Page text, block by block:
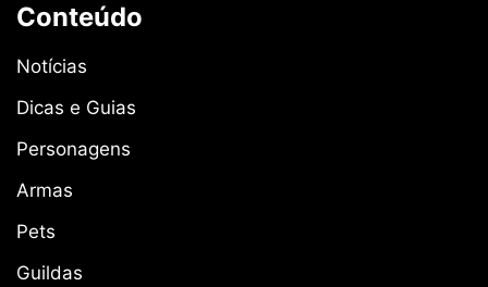
Conteúdo
Notícias
Dicas e Guias
Personagens
Armas
Pets
Guildas